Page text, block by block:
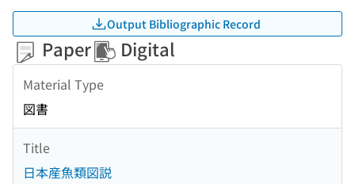
Output Bibliographic Record
Paper Digital
Material Type
図書
Title
日本産魚類図説